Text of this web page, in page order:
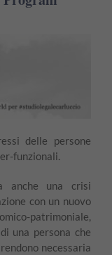
delle persone
funzionali.
anche una crisi
con un nuovo
patrimoniale,
una persona che
necessaria